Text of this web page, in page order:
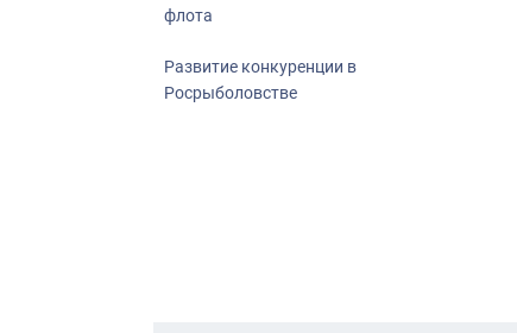
флота
Развитие конкуренции в
Росрыболовстве